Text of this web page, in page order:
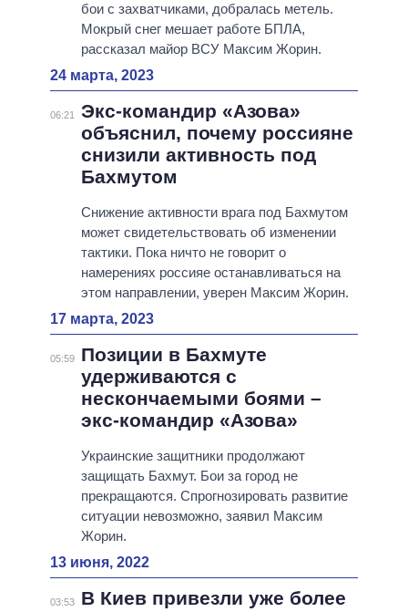
бои с захватчиками, добралась метель.
Мокрый снег мешает работе БПЛА,
рассказал майор ВСУ Максим Жорин.
24 марта, 2023
06:21
Экс-командир «Азова»
объяснил, почему россияне
снизили активность под
Бахмутом
Снижение активности врага под Бахмутом
может свидетельствовать об изменении
тактики. Пока ничто не говорит о
намерениях россияе останавливаться на
этом направлении, уверен Максим Жорин.
17 марта, 2023
05:59
Позиции в Бахмуте
удерживаются с
нескончаемыми боями –
экс-командир «Азова»
Украинские защитники продолжают
защищать Бахмут. Бои за город не
прекращаются. Спрогнозировать развитие
ситуации невозможно, заявил Максим
Жорин.
13 июня, 2022
03:53
В Киев привезли уже более